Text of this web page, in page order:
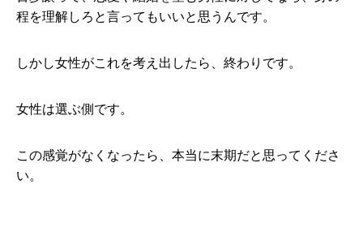
程を理解しろと言ってもいいと思うんです。
しかし女性がこれを考え出したら、終わりです。
女性は選ぶ側です。
この感覚がなくなったら、本当に末期だと思ってくださ
い。